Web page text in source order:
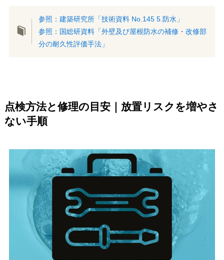
参照：建築研究所「技術資料 No.145 5.防水」
参照：国総研資料「外壁及び屋根防水の補修・改修部
分の耐久性評価手法」
点検方法と修理の目安｜放置リスクを増やさ
ない手順